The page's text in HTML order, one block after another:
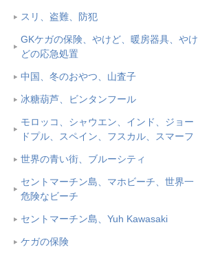
スリ、盗難、防犯
GKケガの保険、やけど、暖房器具、やけ
どの応急処置
中国、冬のおやつ、山査子
冰糖葫芦、ビンタンフール
モロッコ、シャウエン、インド、ジョー
ドプル、スペイン、フスカル、スマーフ
世界の青い街、ブルーシティ
セントマーチン島、マホビーチ、世界一
危険なビーチ
セントマーチン島、Yuh Kawasaki
ケガの保険